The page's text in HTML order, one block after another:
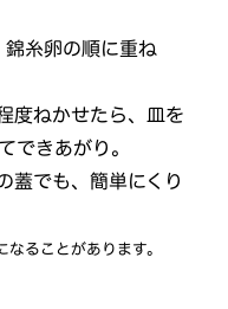
糸卵の順に重ね
度ねかせたら、皿を
できあがり。
蓋でも、簡単にくり
ることがあります。